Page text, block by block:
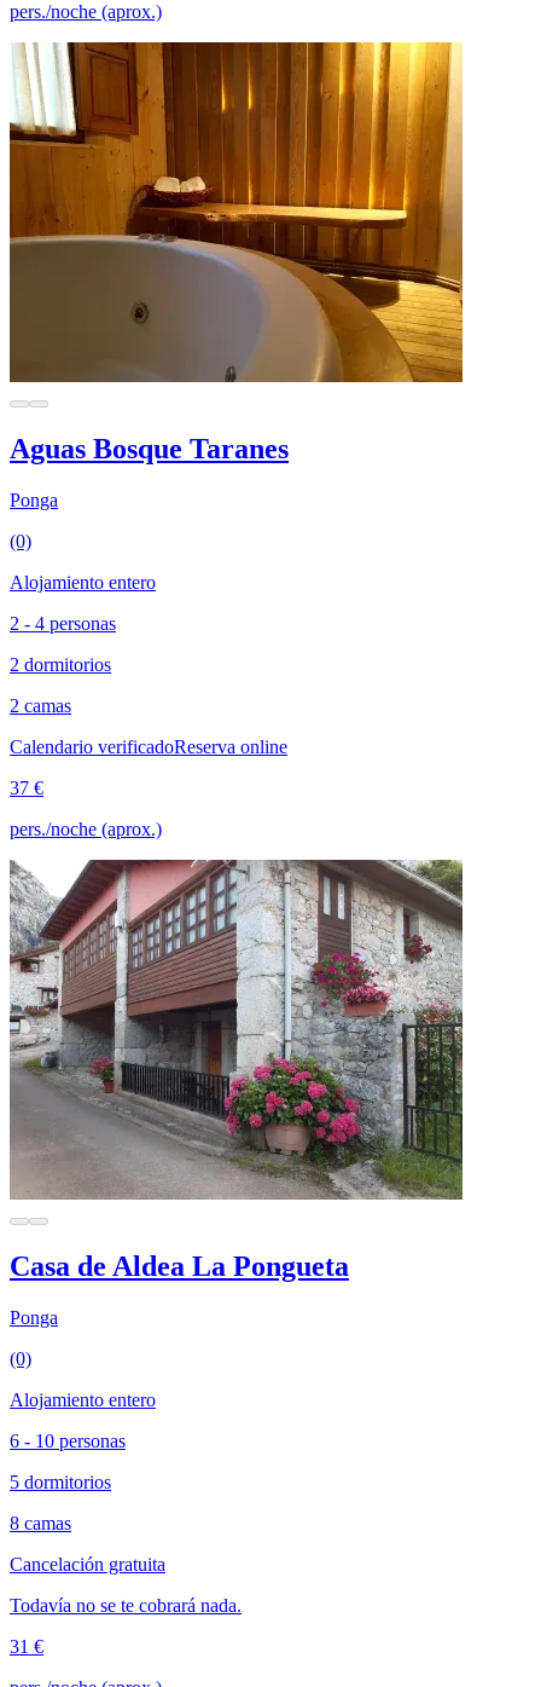
pers./noche (aprox.)
Aguas Bosque Taranes
Ponga
(0)
Alojamiento entero
2 - 4 personas
2 dormitorios
2 camas
Calendario verificadoReserva online
37 €
pers./noche (aprox.)
Casa de Aldea La Pongueta
Ponga
(0)
Alojamiento entero
6 - 10 personas
5 dormitorios
8 camas
Cancelación gratuita
Todavía no se te cobrará nada.
31 €